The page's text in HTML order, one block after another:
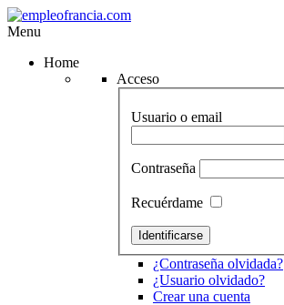
Menu
Home
Acceso
Usuario o email
Contraseña
Recuérdame
¿Contraseña olvidada?
¿Usuario olvidado?
Crear una cuenta